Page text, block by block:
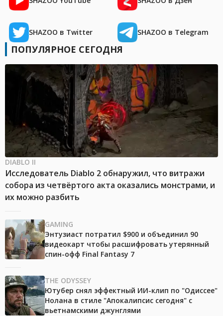
SHAZOO в Twitter SHAZOO в Telegram
ПОПУЛЯРНОЕ СЕГОДНЯ
DIABLO II
Исследователь Diablo 2 обнаружил, что витражи
собора из четвёртого акта оказались монстрами, и
их можно разбить
GAMING
Энтузиаст потратил $900 и объединил 90
видеокарт чтобы расшифровать утерянный
спин-офф Final Fantasy 7
THE ODYSSEY
Ютубер снял эффектный ИИ-клип по "Одиссее"
Нолана в стиле "Апокалипсис сегодня" с
вьетнамскими джунглями